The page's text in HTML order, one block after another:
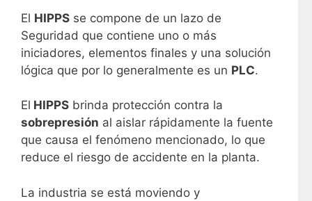
El HIPPS se compone de un lazo de
Seguridad que contiene uno o más
iniciadores, elementos finales y una solución
lógica que por lo generalmente es un PLC.
El HIPPS brinda protección contra la
sobrepresión al aislar rápidamente la fuente
que causa el fenómeno mencionado, lo que
reduce el riesgo de accidente en la planta.
La industria se está moviendo y